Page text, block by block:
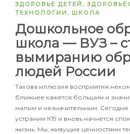
ЗДОРОВЬЕ ДЕТЕЙ,
ТЕХНОЛОГИИ, ШКОЛА
Дошкольное
школа — ВУЗ –
вымиранию
людей России
Такова иллюзия восприятия
ближнее кажется большим и
малым и незначительным.
устраним К19 и вновь начнётся
жизнь. Мы, живущие ценностями